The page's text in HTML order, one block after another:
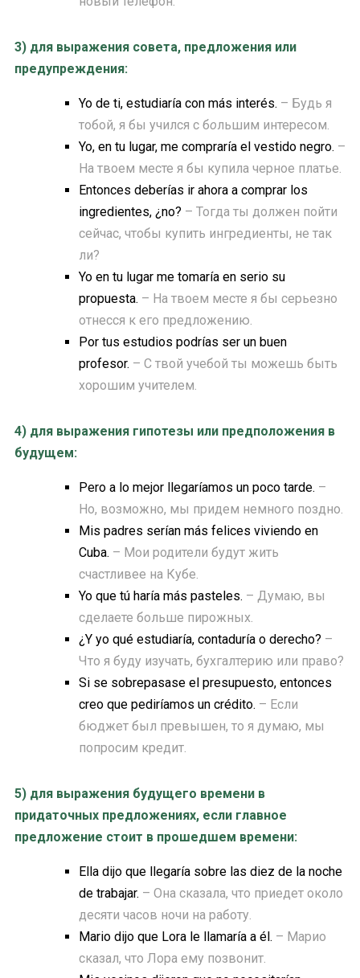
3) для выражения совета, предложения или
предупреждения:
Yo de ti, estudiaría con más interés. – Будь я
тобой, я бы учился с большим интересом.
Yo, en tu lugar, me compraría el vestido negro. –
На твоем месте я бы купила черное платье.
Entonces deberías ir ahora a comprar los
ingredientes, ¿no? – Тогда ты должен пойти
сейчас, чтобы купить ингредиенты, не так
ли?
Yo en tu lugar me tomaría en serio su
propuesta. – На твоем месте я бы серьезно
отнесся к его предложению.
Por tus estudios podrías ser un buen
profesor. – С твой учебой ты можешь быть
хорошим учителем.
4) для выражения гипотезы или предположения в
будущем:
Pero a lo mejor llegaríamos un poco tarde. –
Но, возможно, мы придем немного поздно.
Mis padres serían más felices viviendo en
Cuba. – Мои родители будут жить
счастливее на Кубе.
Yo que tú haría más pasteles. – Думаю, вы
сделаете больше пирожных.
¿Y yo qué estudiaría, contaduría o derecho? –
Что я буду изучать, бухгалтерию или право?
Si se sobrepasase el presupuesto, entonces
creo que pediríamos un crédito. – Если
бюджет был превышен, то я думаю, мы
попросим кредит.
5) для выражения будущего времени в
придаточных предложениях, если главное
предложение стоит в прошедшем времени:
Ella dijo que llegaría sobre las diez de la noche
de trabajar. – Она сказала, что приедет около
десяти часов ночи на работу.
Mario dijo que Lora le llamaría a él. – Марио
сказал, что Лора ему позвонит.